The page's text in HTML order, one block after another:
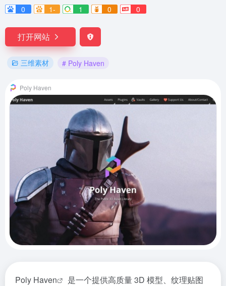
0
1- 1 0 0
打开网站
三维素材 # Poly Haven
Poly Haven
Poly Haven
是一个提供高质量 3D 模型、纹理贴图